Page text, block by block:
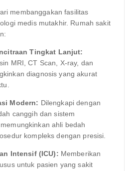
membanggakan fasilitas
medis mutakhir. Rumah sakit
Tingkat Lanjut:
MRI, CT Scan, X-ray, dan
diagnosis yang akurat
Modern: Dilengkapi dengan
canggih dan sistem
ahli bedah
kompleks dengan presisi.
Intensif (ICU): Memberikan
untuk pasien yang sakit